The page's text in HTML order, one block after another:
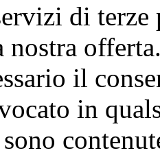
di terze
nostra
il
in